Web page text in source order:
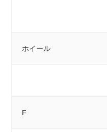
ホイール
F